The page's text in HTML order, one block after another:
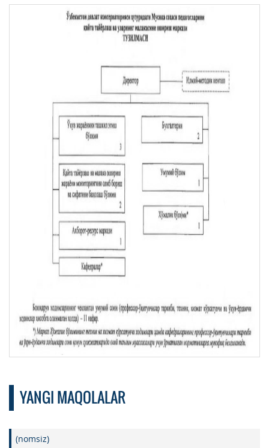
YANGI MAQOLALAR
(nomsiz)